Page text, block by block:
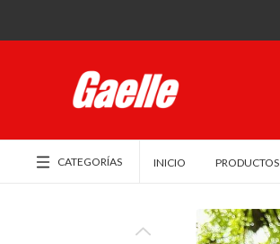
CATEGORÍAS INICIO PRODUCTOS